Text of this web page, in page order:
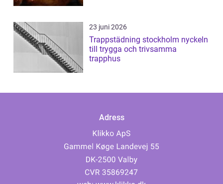
23 juni 2026
Trappstädning stockholm nyckeln
till trygga och trivsamma
trapphus
Adress